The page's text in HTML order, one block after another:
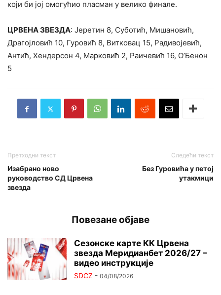
који би јој омогућио пласман у велико финале.
ЦРВЕНА ЗВЕЗДА: Јеретин 8, Суботић, Мишановић,
Драгојловић 10, Гуровић 8, Витковац 15, Радивојевић,
Антић, Хендерсон 4, Марковић 2, Раичевић 16, О’Бенон
5
Претходни текст
Изабрано ново
руководство СД Црвена
звезда
Следећи текст
Без Гуровића у петој
утакмици
Повезане објаве
Сезонске карте КК Црвена
звезда Меридианбет 2026/27 –
видео инструкције
SDCZ - 04/08/2026